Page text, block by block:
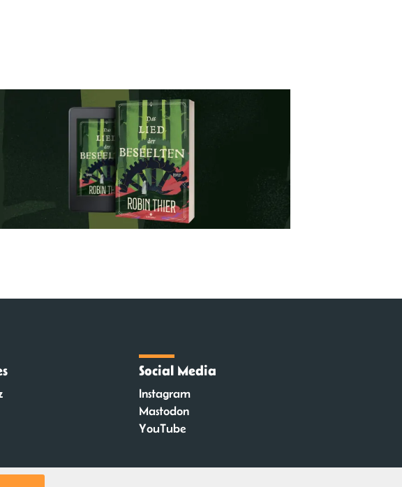
Social Media
Instagram
Mastodon
YouTube